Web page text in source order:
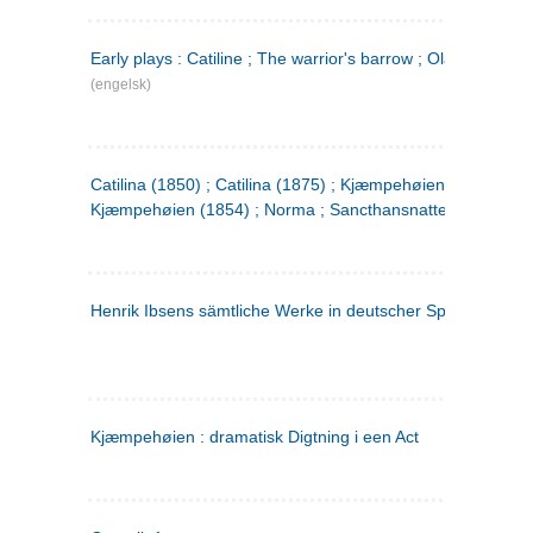
Early plays : Catiline ; The warrior's barrow ; Olaf Liljekrans
(engelsk)
Catilina (1850) ; Catilina (1875) ; Kjæmpehøien (1850) ;
Kjæmpehøien (1854) ; Norma ; Sancthansnatten
Henrik Ibsens sämtliche Werke in deutscher Sprache. 2
Kjæmpehøien : dramatisk Digtning i een Act